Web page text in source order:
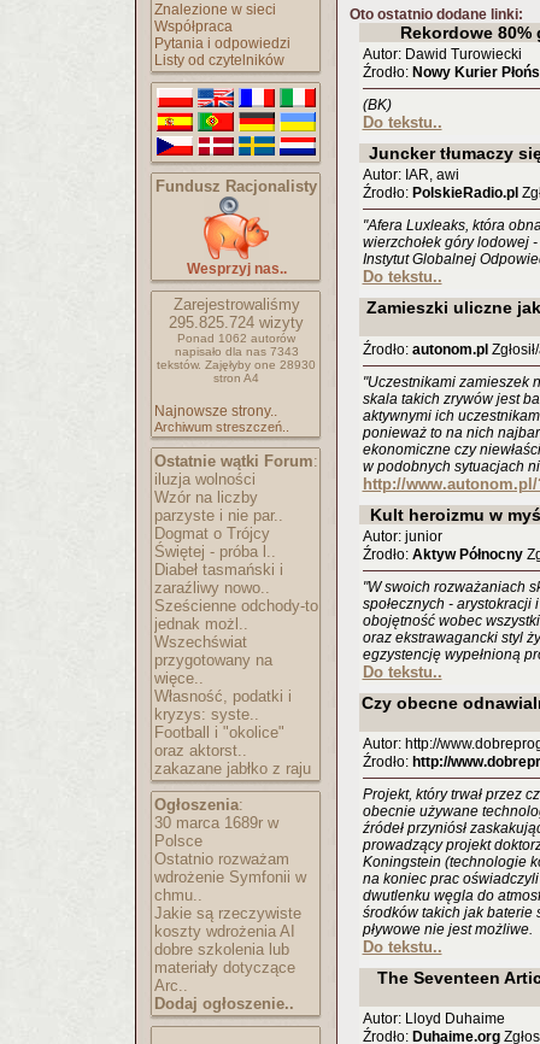
Znalezione w sieci
Współpraca
Pytania i odpowiedzi
Listy od czytelników
Fundusz Racjonalisty
Wesprzyj nas..
Zarejestrowaliśmy
295.825.724 wizyty
Ponad 1062 autorów
napisało dla nas 7343
tekstów. Zajęłyby one 28930
stron A4
Najnowsze strony..
Archiwum streszczeń..
Ostatnie wątki Forum:
iluzja wolności
Wzór na liczby
parzyste i nie par..
Dogmat o Trójcy
Świętej - próba l..
Diabeł tasmański i
zaraźliwy nowo..
Sześcienne odchody-to
jednak możl..
Wszechświat
przygotowany na
więce..
Własność, podatki i
kryzys: syste..
Football i "okolice"
oraz aktorst..
zakazane jabłko z raju
Ogłoszenia:
30 marca 1689r w
Polsce
Ostatnio rozważam
wdrożenie Symfonii w
chmu..
Jakie są rzeczywiste
koszty wdrożenia AI
dobre szkolenia lub
materiały dotyczące
Arc..
Dodaj ogłoszenie..
Oto ostatnio dodane linki:
Rekordowe 80%
Autor: Dawid Turowiecki
Źrodło: Nowy Kurier
(BK)
Do tekstu..
Juncker tłumaczy
Autor: IAR, awi
Źrodło: PolskieRadio.pl
"Afera Luxleaks, która
wierzchołek góry lodowej
Instytut Globalnej
Do tekstu..
Zamieszki uliczne
Źrodło: autonom.pl
"Uczestnikami zamieszek
skala takich zrywów jest
aktywnymi ich
ponieważ to na nich
ekonomiczne czy
w podobnych sytuacjach
http://www.autonom.pl/
Kult heroizmu w
Autor: junior
Źrodło: Aktyw Północny
"W swoich rozważaniach
społecznych - arystokracji
obojętność wobec
oraz ekstrawagancki styl
egzystencję wypełnioną
Do tekstu..
Czy obecne
Autor: http://
Źrodło: http://
Projekt, który trwał przez
obecnie używane
źródeł przyniósł
prowadzący projekt
Koningstein (technologie
na koniec prac
dwutlenku węgla do
środków takich jak baterie
pływowe nie jest możliwe.
Do tekstu..
The Seventeen
Autor: Lloyd Duhaime
Źrodło: Duhaime.org